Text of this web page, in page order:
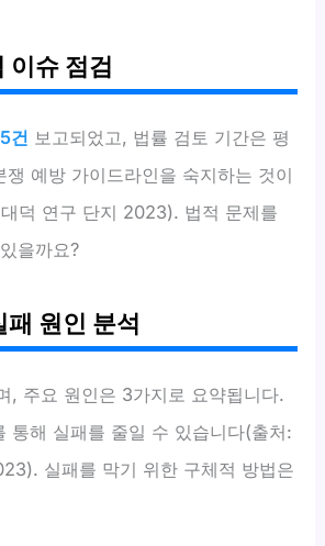
이슈 점검
5건 보고되었고, 법률 검토 기간은 평
쟁 예방 가이드라인을 숙지하는 것이
덕 연구 단지 2023). 법적 문제를
을까요?
패 원인 분석
, 주요 원인은 3가지로 요약됩니다.
통해 실패를 줄일 수 있습니다(출처:
실패를 막기 위한 구체적 방법은